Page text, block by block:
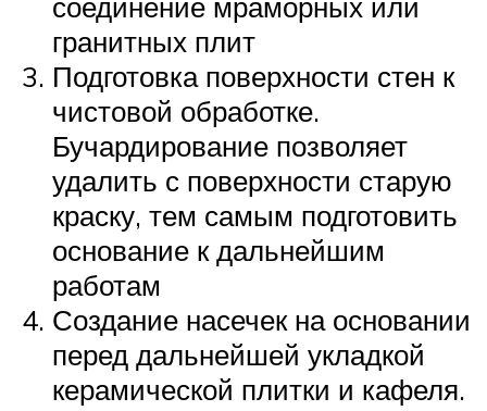
гранитных плит
Подготовка поверхности стен к
чистовой обработке.
Бучардирование позволяет
удалить с поверхности старую
краску, тем самым подготовить
основание к дальнейшим
работам
Создание насечек на основании
перед дальнейшей укладкой
керамической плитки и кафеля.